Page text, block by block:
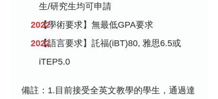
生/研究生均可申請
【學術要求】無最低GPA要求
【語言要求】託福(iBT)80, 雅思6.5或
iTEP5.0
備註：1.目前接受全英文教學的學生，通過達